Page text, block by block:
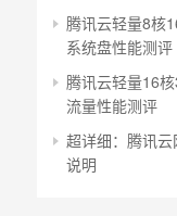
腾讯云轻量8核
系统盘性能测评
腾讯云轻量16
流量性能测评
超详细：腾讯
说明